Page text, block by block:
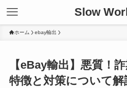
Slow
ホーム ebay輸出
【eBay輸出】悪質！
特徴と対策について解